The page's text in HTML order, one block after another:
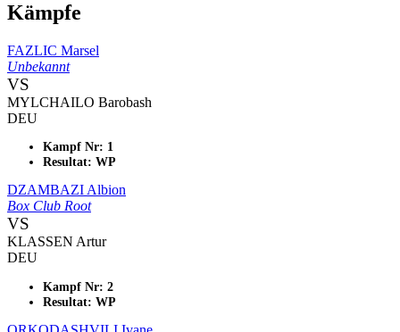
Kämpfe
FAZLIC Marsel
Unbekannt
VS
MYLCHAILO Barobash
DEU
Kampf Nr: 1
Resultat: WP
DZAMBAZI Albion
Box Club Root
VS
KLASSEN Artur
DEU
Kampf Nr: 2
Resultat: WP